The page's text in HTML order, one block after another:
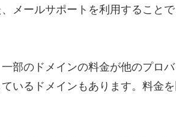
メールサポートを利用すること
部のドメインの料金が他のプロ
いるドメインもあります。料金